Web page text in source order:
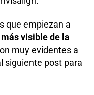
que empiezan a
visible de la
muy evidentes a
siguiente post para